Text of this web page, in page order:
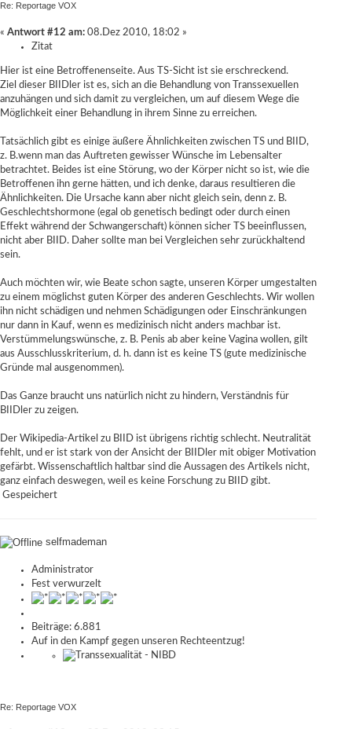
Re: Reportage VOX
« Antwort #12 am: 08.Dez 2010, 18:02 »
Zitat
Hier ist eine Betroffenenseite. Aus TS-Sicht ist sie erschreckend.
Ziel dieser BIIDler ist es, sich an die Behandlung von Transsexuellen
anzuhängen und sich damit zu vergleichen, um auf diesem Wege die
Möglichkeit einer Behandlung in ihrem Sinne zu erreichen.
Tatsächlich gibt es einige äußere Ähnlichkeiten zwischen TS und BIID,
z. B.wenn man das Auftreten gewisser Wünsche im Lebensalter
betrachtet. Beides ist eine Störung, wo der Körper nicht so ist, wie die
Betroffenen ihn gerne hätten, und ich denke, daraus resultieren die
Ähnlichkeiten. Die Ursache kann aber nicht gleich sein, denn z. B.
Geschlechtshormone (egal ob genetisch bedingt oder durch einen
Effekt während der Schwangerschaft) können sicher TS beeinflussen,
nicht aber BIID. Daher sollte man bei Vergleichen sehr zurückhaltend
sein.
Auch möchten wir, wie Beate schon sagte, unseren Körper umgestalten
zu einem möglichst guten Körper des anderen Geschlechts. Wir wollen
ihn nicht schädigen und nehmen Schädigungen oder Einschränkungen
nur dann in Kauf, wenn es medizinisch nicht anders machbar ist.
Verstümmelungswünsche, z. B. Penis ab aber keine Vagina wollen, gilt
aus Ausschlusskriterium, d. h. dann ist es keine TS (gute medizinische
Gründe mal ausgenommen).
Das Ganze braucht uns natürlich nicht zu hindern, Verständnis für
BIIDler zu zeigen.
Der Wikipedia-Artikel zu BIID ist übrigens richtig schlecht. Neutralität
fehlt, und er ist stark von der Ansicht der BIIDler mit obiger Motivation
gefärbt. Wissenschaftlich haltbar sind die Aussagen des Artikels nicht,
ganz einfach deswegen, weil es keine Forschung zu BIID gibt.
Gespeichert
selfmademan
Administrator
Fest verwurzelt
Beiträge: 6.881
Auf in den Kampf gegen unseren Rechteentzug!
Re: Reportage VOX